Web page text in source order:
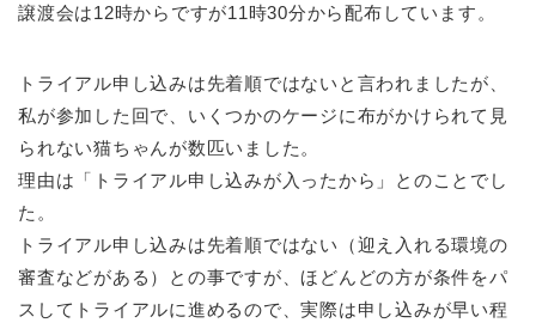
譲渡会は12時からですが11時30分から配布しています。
トライアル申し込みは先着順ではないと言われましたが、
私が参加した回で、いくつかのケージに布がかけられて見
られない猫ちゃんが数匹いました。
理由は「トライアル申し込みが入ったから」とのことでし
た。
トライアル申し込みは先着順ではない（迎え入れる環境の
審査などがある）との事ですが、ほどんどの方が条件をパ
スしてトライアルに進めるので、実際は申し込みが早い程